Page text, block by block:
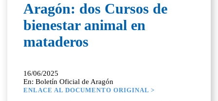
Aragón: dos Cursos de
bienestar animal en
mataderos
16/06/2025
En: Boletín Oficial de Aragón
ENLACE AL DOCUMENTO ORIGINAL >